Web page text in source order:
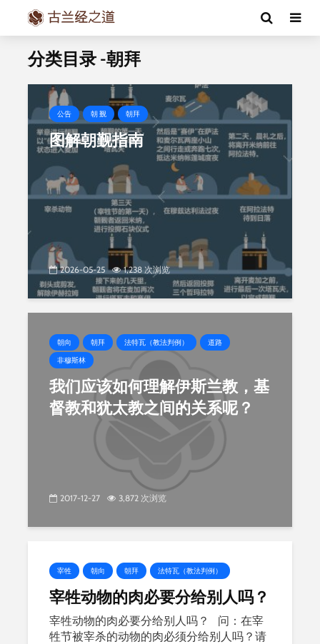
分类目录 -朝拜
公告 朝 觐 朝拜
图解朝觐指南
2026-05-25 1,238 次浏览
朝向 朝拜 法特瓦（教法判例）
道路
非穆斯林
我们应该如何理解伊斯兰教，基
督教和犹太教之间的关系呢？
2017-12-27 3,872 次浏览
宰牲 朝向 朝拜 法特瓦（教法判例）
宰牲动物的肉必要分给别人吗？
宰牲动物的肉必要分给别人吗？ 问：在宰
牲节被宰杀的动物的肉必须分给别人吗？请